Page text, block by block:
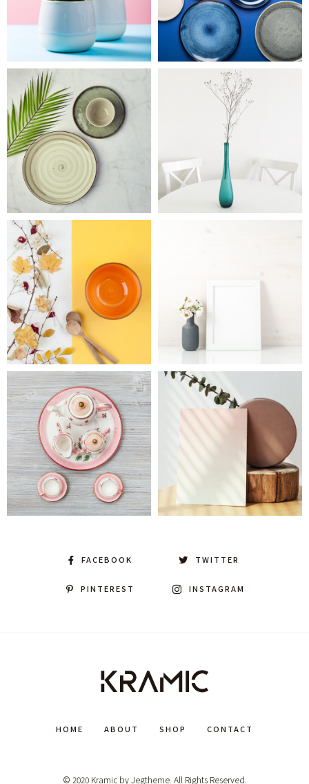
FACEBOOK TWITTER
PINTEREST INSTAGRAM
HOME ABOUT SHOP CONTACT
© 2020 Kramic by Jegtheme. All Rights Reserved.